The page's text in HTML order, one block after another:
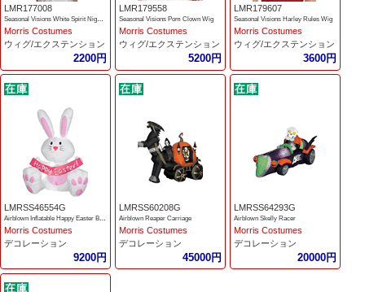
LMR177008
Seasonal Visions White Spirit Nightmare Wig
Morris Costumes
ウィグ/エクステンション
2200円
LMR179558
Seasonal Visions Pom Clown Wig
Morris Costumes
ウィグ/エクステンション
5200円
LMR179607
Seasonal Visions Harley Rules Wig
Morris Costumes
ウィグ/エクステンション
3600円
LMRSS46554G
Airblown Inflatable Happy Easter Bunny 3.5 feet
Morris Costumes
デコレーション
9200円
LMRSS60208G
Airblown Reaper Carriage
Morris Costumes
デコレーション
45000円
LMRSS64293G
Airblown Skelly Racer
Morris Costumes
デコレーション
20000円